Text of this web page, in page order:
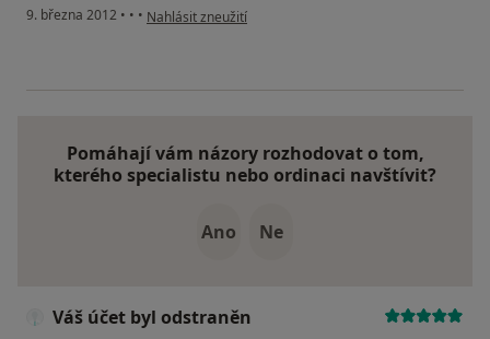
9. března 2012 • • • podle názoru uživatele Váš účet byl odstraněn
Nahlásit zneužití
Pomáhají vám názory rozhodovat o tom,
kterého specialistu nebo ordinaci navštívit?
Ano Ne
Váš účet byl odstraněn